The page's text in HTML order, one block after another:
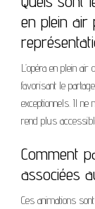
en plein
L’opéra en plein
favorisant le
exceptionnels. Il
rend plus
Comment
associées
Ces animations